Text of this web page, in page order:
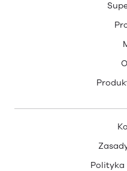
Polityka